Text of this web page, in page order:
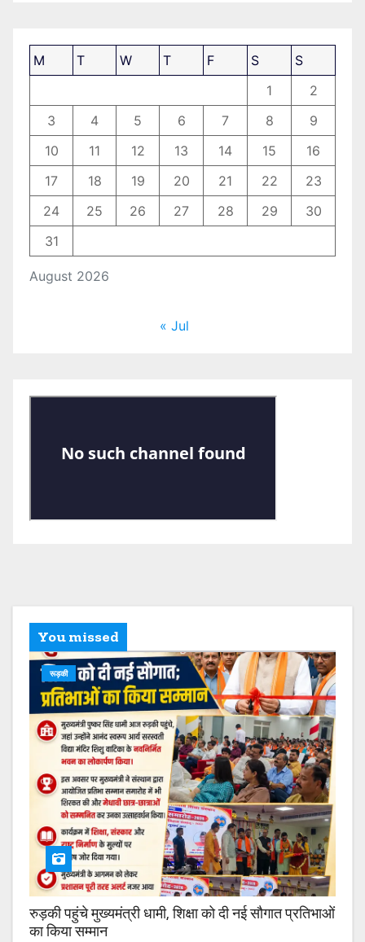
August 2026
M T W T F S
S
1
2
3
4 5 6 7 8
9
10
11 12 13 14 15
16
17
18 19 20 21 22
23
24
25 26 27 28 29
30
31
« Jul
You missed
रूड़की
रुड़की पहुंचे मुख्यमंत्री धामी, शिक्षा को दी नई सौगात प्रतिभाओं
का किया सम्मान